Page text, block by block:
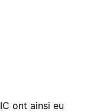
ont ainsi eu